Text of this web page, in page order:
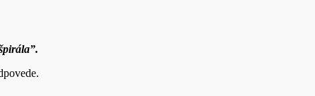
”.